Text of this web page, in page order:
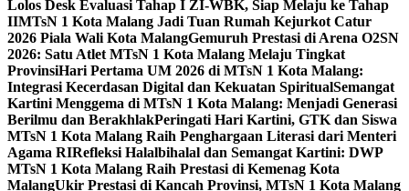
Lolos Desk Evaluasi Tahap I ZI-WBK, Siap Melaju ke Tahap
IIMTsN 1 Kota Malang Jadi Tuan Rumah Kejurkot Catur
2026 Piala Wali Kota MalangGemuruh Prestasi di Arena O2SN
2026: Satu Atlet MTsN 1 Kota Malang Melaju Tingkat
ProvinsiHari Pertama UM 2026 di MTsN 1 Kota Malang:
Integrasi Kecerdasan Digital dan Kekuatan SpiritualSemangat
Kartini Menggema di MTsN 1 Kota Malang: Menjadi Generasi
Berilmu dan BerakhlakPeringati Hari Kartini, GTK dan Siswa
MTsN 1 Kota Malang Raih Penghargaan Literasi dari Menteri
Agama RIRefleksi Halalbihalal dan Semangat Kartini: DWP
MTsN 1 Kota Malang Raih Prestasi di Kemenag Kota
MalangUkir Prestasi di Kancah Provinsi, MTsN 1 Kota Malang